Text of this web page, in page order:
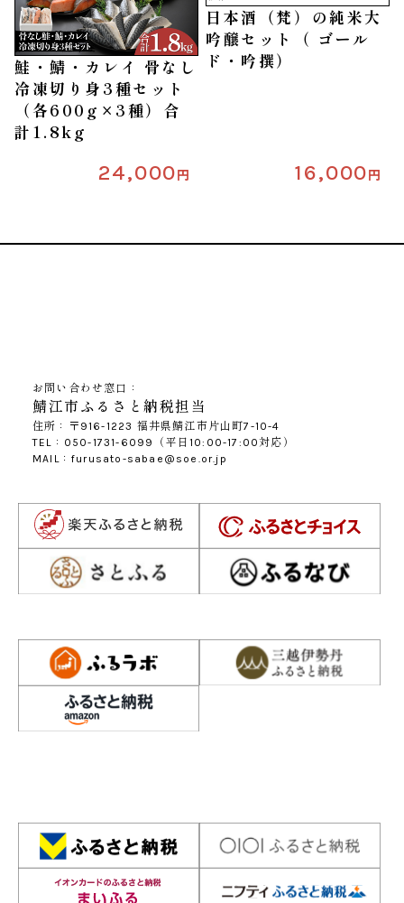
鮭・鯖・カレイ 骨なし
冷凍切り身3種セット
（各600g×3種）合
計1.8kg
24,000円
日本酒（梵）の純米大
吟醸セット（ ゴール
ド・吟撰）
16,000円
お問い合わせ窓口：
鯖江市ふるさと納税担当
住所：〒916-1223 福井県鯖江市片山町7-10-4
TEL：050-1731-6099（平日10:00-17:00対応）
MAIL：furusato-sabae@soe.or.jp